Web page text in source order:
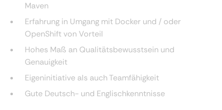
Maven
Erfahrung in Umgang mit Docker und / oder
OpenShift von Vorteil
Hohes Maß an Qualitätsbewusstsein und
Genauigkeit
Eigeninitiative als auch Teamfähigkeit
Gute Deutsch- und Englischkenntnisse